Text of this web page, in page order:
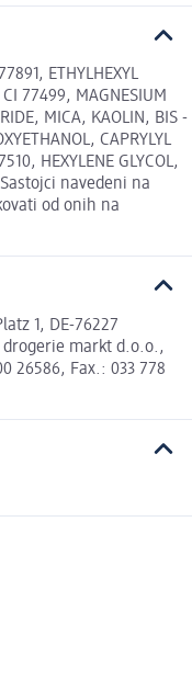
ETHYLHEXYL
CI 77499, MAGNESIUM
MICA, KAOLIN, BIS -
CAPRYLYL
HEXYLENE GLYCOL,
Sastojci navedeni na
od onih na
1, DE-76227
drogerie markt d.o.o.,
26586, Fax.: 033 778